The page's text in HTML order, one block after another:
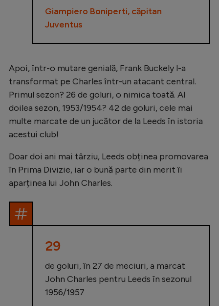
Giampiero Boniperti, căpitan
Juventus
Apoi, într-o mutare genială, Frank Buckely l-a
transformat pe Charles într-un atacant central.
Primul sezon? 26 de goluri, o nimica toată. Al
doilea sezon, 1953/1954? 42 de goluri, cele mai
multe marcate de un jucător de la Leeds în istoria
acestui club!
Doar doi ani mai târziu, Leeds obținea promovarea
în Prima Divizie, iar o bună parte din merit îi
aparținea lui John Charles.
29
de goluri, în 27 de meciuri, a marcat
John Charles pentru Leeds în sezonul
1956/1957